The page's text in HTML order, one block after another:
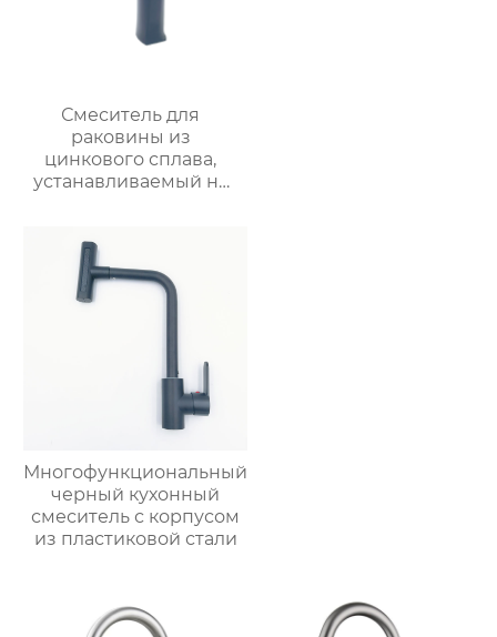
Смеситель для
раковины из
цинкового сплава,
устанавливаемый на
Многофункциональный
черный кухонный
смеситель с корпусом
из пластиковой стали